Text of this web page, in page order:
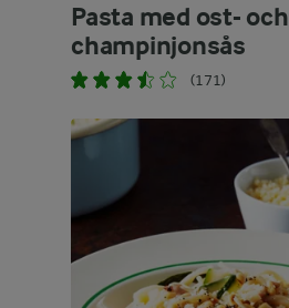
Pasta med ost- och
champinjonsås
(171)